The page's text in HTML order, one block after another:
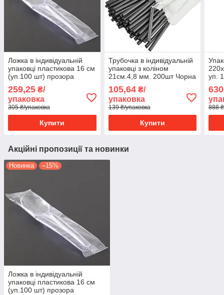
Ложка в індивідуальній
упаковці пластикова 16 см
(уп.100 шт) прозора
259,25 ₴/
упаковка
305 ₴/упаковка
Купити
Трубочка в індивідуальній
упаковці з коліном
21см.4,8 мм. 200шт Чорна
105,64₴/
упаковка
139 ₴/упаковка
Купити
уп.
888
Акційні пропозиції та новинки
Новинка –15%
Ложка в індивідуальній
упаковці пластикова 16 см
(уп.100 шт) прозора